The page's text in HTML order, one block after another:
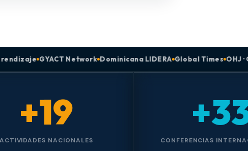
Network Dominicana LIDERA Global Times OHJ · Observatorio
+19
ACTIVIDADES NACIONALES CONFERENCIAS